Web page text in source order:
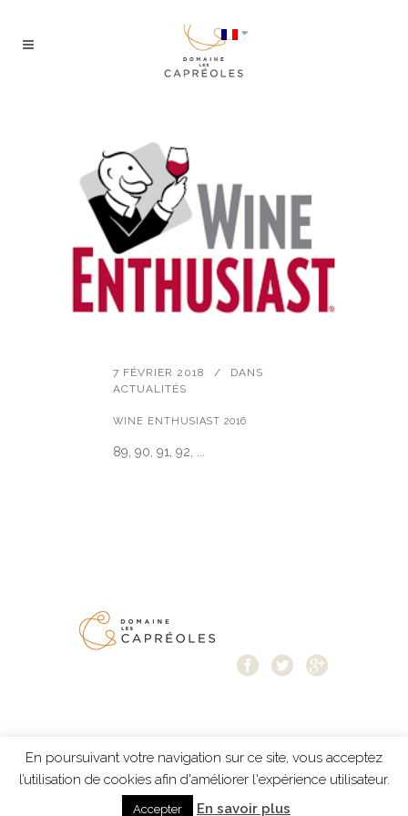
7 FÉVRIER 2018
DANS
ACTUALITÉS
WINE ENTHUSIAST 2016
89, 90, 91, 92, ...
création Résonance Communication
En poursuivant votre navigation sur ce site, vous acceptez
l’utilisation de cookies afin d'améliorer l'expérience utilisateur.
Accepter En savoir plus